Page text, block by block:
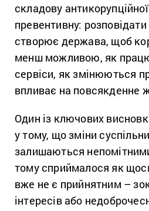
складову
превентивну:
створює держава, щоб
менш можливою, як
сервіси, як змінюються
впливає на повсякденне
Один із ключових
у тому, що зміни
залишаються
тому сприймалося як
вже не є прийнятним –
інтересів або